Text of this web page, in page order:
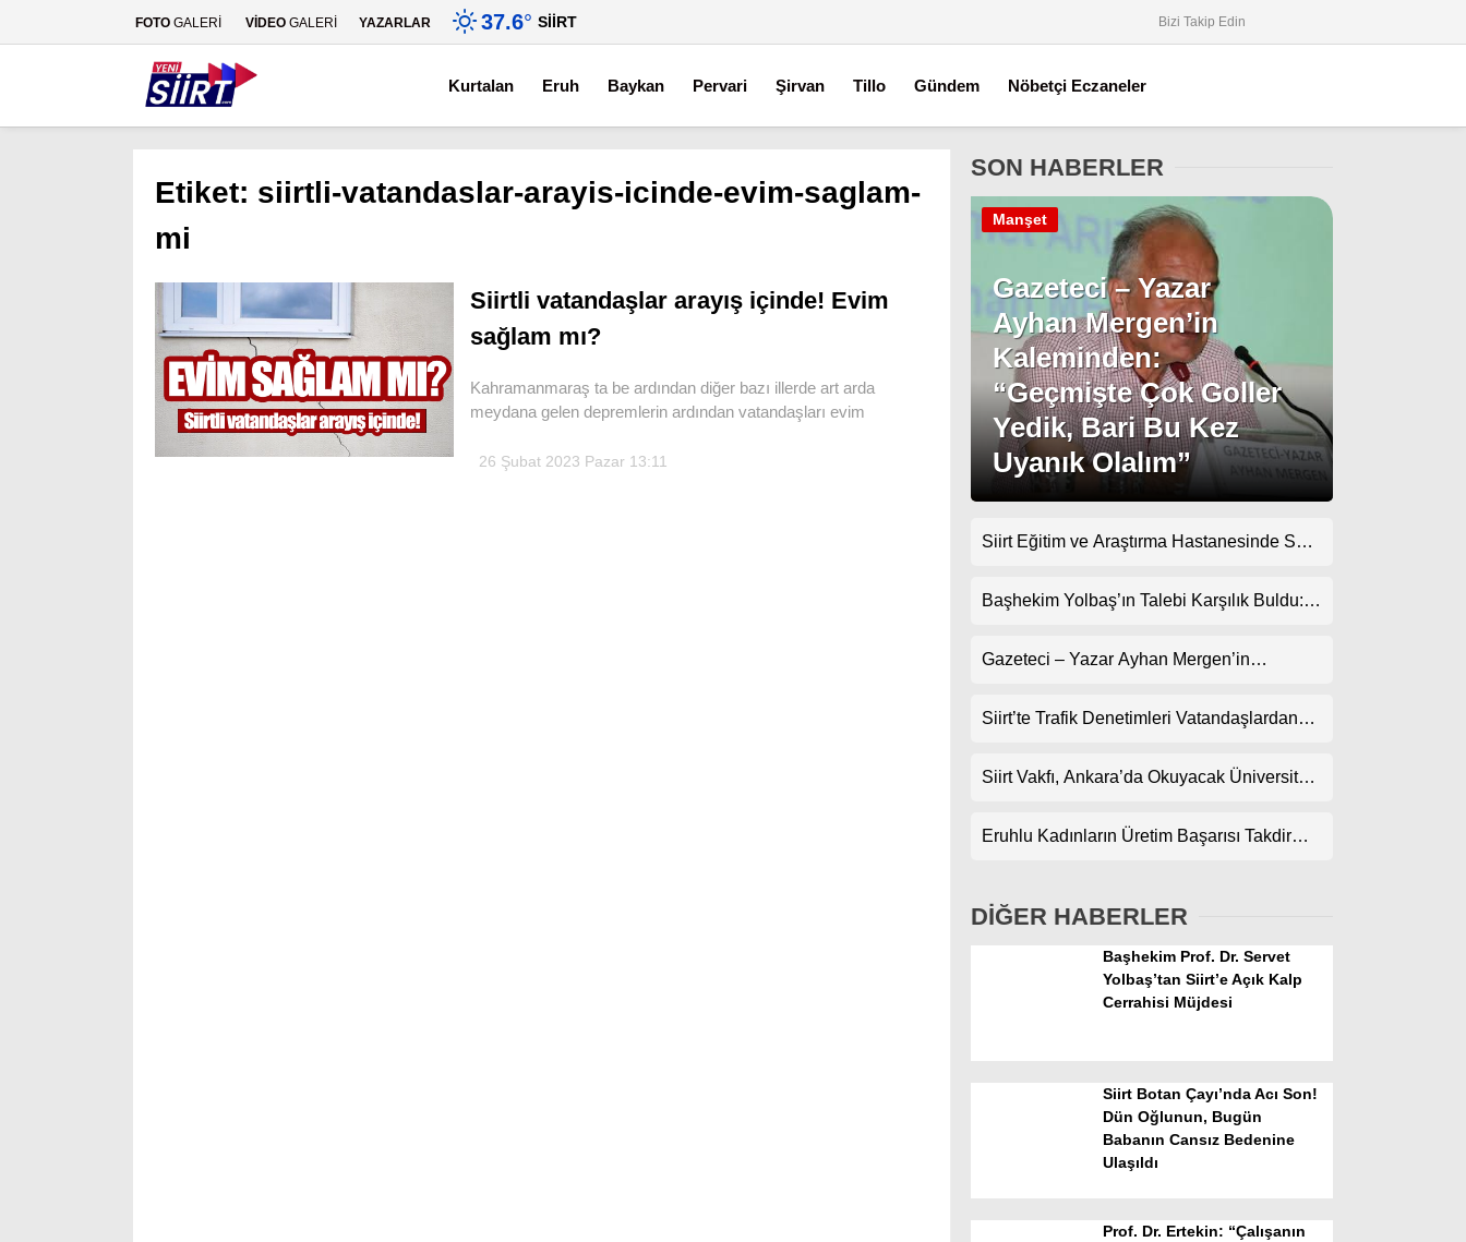
Gündem
Spor
Magazin
FOTO GALERİ VİDEO GALERİ YAZARLAR 37.6° SIIRT Bizi Takip Edin
Kurtalan Eruh Baykan Pervari Şirvan Tillo Gündem Nöbetçi Eczaneler
Etiket: siirtli-vatandaslar-arayis-icinde-evim-saglam-
mi
Siirtli vatandaşlar arayış içinde! Evim
sağlam mı?
Kahramanmaraş ta be ardından diğer bazı illerde art arda
meydana gelen depremlerin ardından vatandaşları evim
26 Şubat 2023 Pazar 13:11
SON HABERLER
Gazeteci – Yazar
Ayhan Mergen’in
Kaleminden:
“Geçmişte Çok Goller
Yedik, Bari Bu Kez
Uyanık Olalım”
Manşet
Siirt Eğitim ve Araştırma Hastanesinde Son
Randevularda Bekleme Süresi Kısaldı
Başhekim Yolbaş’ın Talebi Karşılık Buldu:
Gazeteci – Yazar Ayhan Mergen’in
Kuralları”
Siirt’te Trafik Denetimleri Vatandaşlardan
Siirt Vakfı, Ankara’da Okuyacak Üniversite
Eruhlu Kadınların Üretim Başarısı Takdir
DİĞER HABERLER
Başhekim Prof. Dr. Servet
Yolbaş’tan Siirt’e Açık Kalp
Cerrahisi Müjdesi
Siirt Botan Çayı’nda Acı Son!
Dün Oğlunun, Bugün
Babanın Cansız Bedenine
Ulaşıldı
Prof. Dr. Ertekin: “Çalışanın